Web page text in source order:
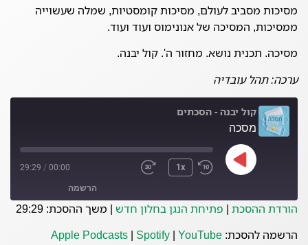
מסיכות מסביב לעולם, מסיכות קומסטיות, שמלה שעשוייה
ממסיכות, המסיכה של אנונימוס ועוד ועוד.
מסיכה. תכנית נושא. מחזור ה'. קול יבנה.
ערכה: תהל עובדיה
קול יבנה - הסכתים
מסכה
1x
00:00
/
29:29
הרשמה
Apple Podcasts
Spotify
הורדת ההסכת | פתיחת הנגן בחלון חדש | משך ההסכת: 29:29
הרשמה להסכת:
Apple Podcasts | Spotify | YouTube